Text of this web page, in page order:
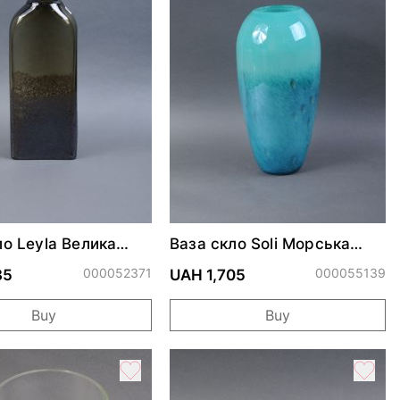
Leyla Велика
000052371
Buy
Ваза скло Soli Морська
UAH 1,705
000055139
Buy